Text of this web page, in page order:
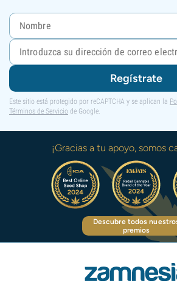
Regístrate
Este sitio está protegido por reCAPTCHA y se aplican la
Términos de Servicio de Google.
¡Gracias a tu apoyo, somos
Descubre todos
premios